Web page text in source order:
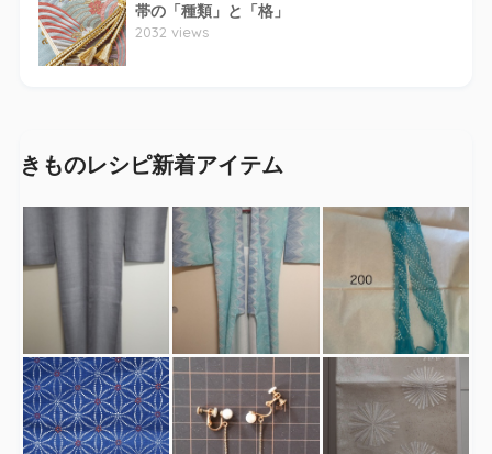
帯の「種類」と「格」
2032 views
きものレシピ新着アイテム